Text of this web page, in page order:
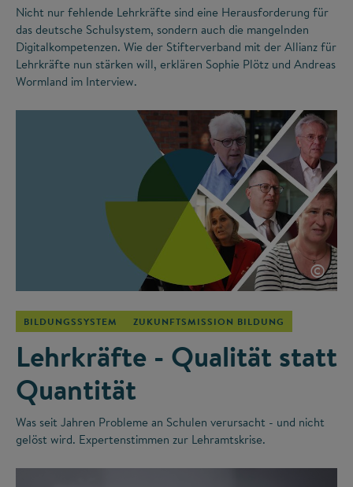
Nicht nur fehlende Lehrkräfte sind eine Herausforderung für
das deutsche Schulsystem, sondern auch die mangelnden
Digitalkompetenzen. Wie der Stifterverband mit der Allianz für
Lehrkräfte nun stärken will, erklären Sophie Plötz und Andreas
Wormland im Interview.
©
BILDUNGSSYSTEM ZUKUNFTSMISSION BILDUNG
Lehrkräfte - Qualität statt
Quantität
Was seit Jahren Probleme an Schulen verursacht - und nicht
gelöst wird. Expertenstimmen zur Lehramtskrise.